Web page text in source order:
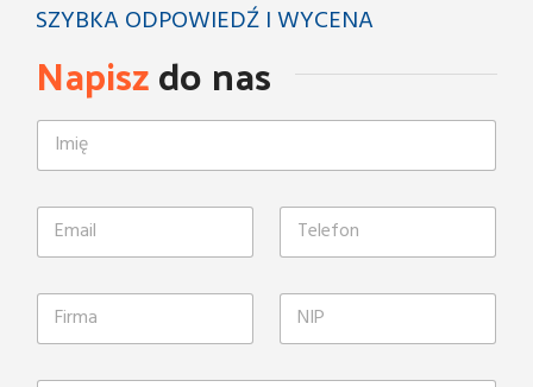
SZYBKA ODPOWIEDŹ I WYCENA
Napiszdo nas